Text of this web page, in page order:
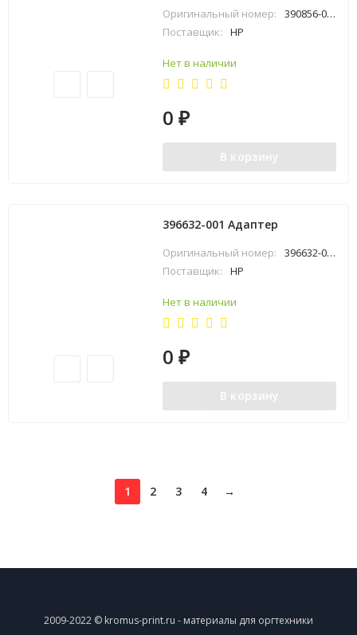
Оригинальный номер:
390856-005
Поставщик:
HP
Нет в наличии
0₽
В корзину
396632-001 Адаптер
Оригинальный номер:
396632-001
Поставщик:
HP
Нет в наличии
0₽
В корзину
1 2 3 4 →
2009-2022 © kromus-print.ru - материалы для оргтехники